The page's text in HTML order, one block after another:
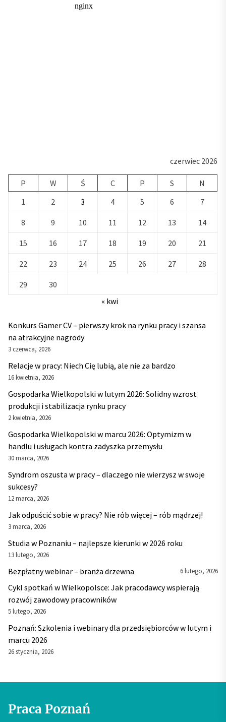
czerwiec 2026
P W Ś C P S
N
1
2 3 4 5 6 7
8 9 10 11 12 13 14
15 16 17 18 19 20 21
22 23 24 25 26 27 28
29
30
« kwi
Konkurs Gamer CV – pierwszy krok na rynku pracy i szansa
na atrakcyjne nagrody
3 czerwca, 2026
Relacje w pracy: Niech Cię lubią, ale nie za bardzo
16 kwietnia, 2026
Gospodarka Wielkopolski w lutym 2026: Solidny wzrost
produkcji i stabilizacja rynku pracy
2 kwietnia, 2026
Gospodarka Wielkopolski w marcu 2026: Optymizm w
handlu i usługach kontra zadyszka przemysłu
30 marca, 2026
Syndrom oszusta w pracy – dlaczego nie wierzysz w swoje
sukcesy?
12 marca, 2026
Jak odpuścić sobie w pracy? Nie rób więcej – rób mądrzej!
3 marca, 2026
Studia w Poznaniu – najlepsze kierunki w 2026 roku
13 lutego, 2026
Bezpłatny webinar – branża drzewna 6 lutego, 2026
Cykl spotkań w Wielkopolsce: Jak pracodawcy wspierają
rozwój zawodowy pracowników
5 lutego, 2026
Poznań: Szkolenia i webinary dla przedsiębiorców w lutym i
marcu 2026
26 stycznia, 2026
Praca Poznań